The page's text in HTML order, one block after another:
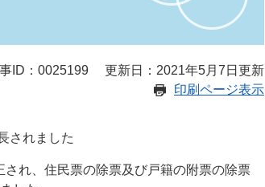
ID：0025199
更新日：2021年5月7日更新
印刷ページ表示
されました
れ、住民票の除票及び戸籍の附票の除票